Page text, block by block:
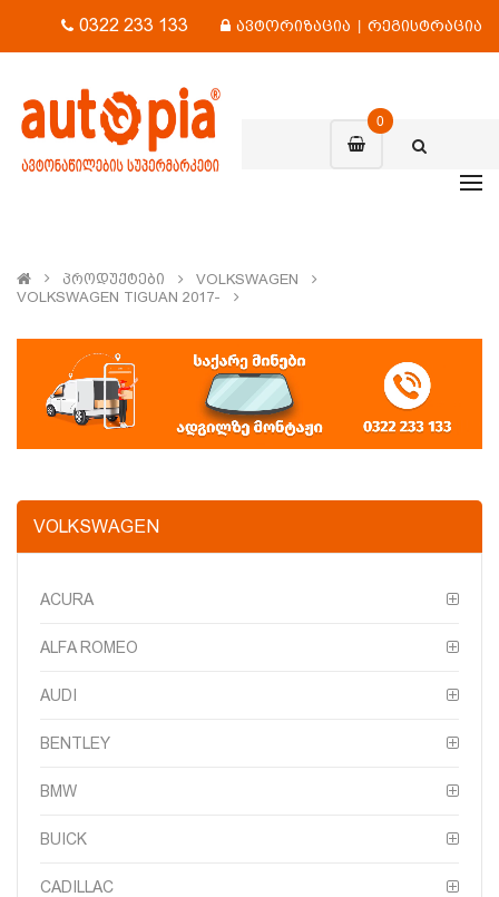
0322 233 133 ავტორიზაცია | რეგისტრაცია
0
Პროდუქტები
VOLKSWAGEN
VOLKSWAGEN TIGUAN 2017-
VOLKSWAGEN
ACURA
ALFA ROMEO
AUDI
BENTLEY
BMW
BUICK
CADILLAC